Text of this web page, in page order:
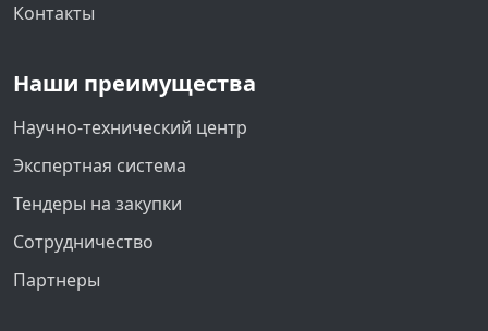
Контакты
Наши преимущества
Научно-технический центр
Экспертная система
Тендеры на закупки
Сотрудничество
Партнеры